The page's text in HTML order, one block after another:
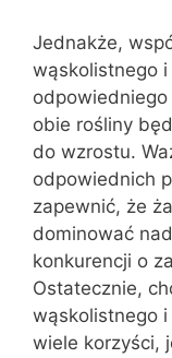
Jednakże,
wąskolistnego
obie rośliny
do wzrostu.
odpowiednich
zapewnić, że
dominować
konkurencji o
Ostatecznie,
wąskolistnego
wiele korzyści,